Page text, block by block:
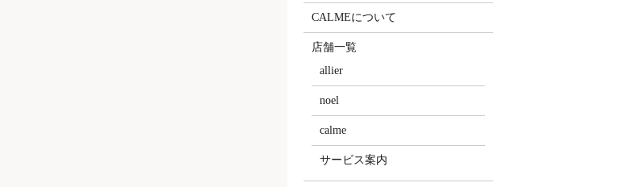
CALMEについて
店舗一覧
allier
noel
calme
サービス案内